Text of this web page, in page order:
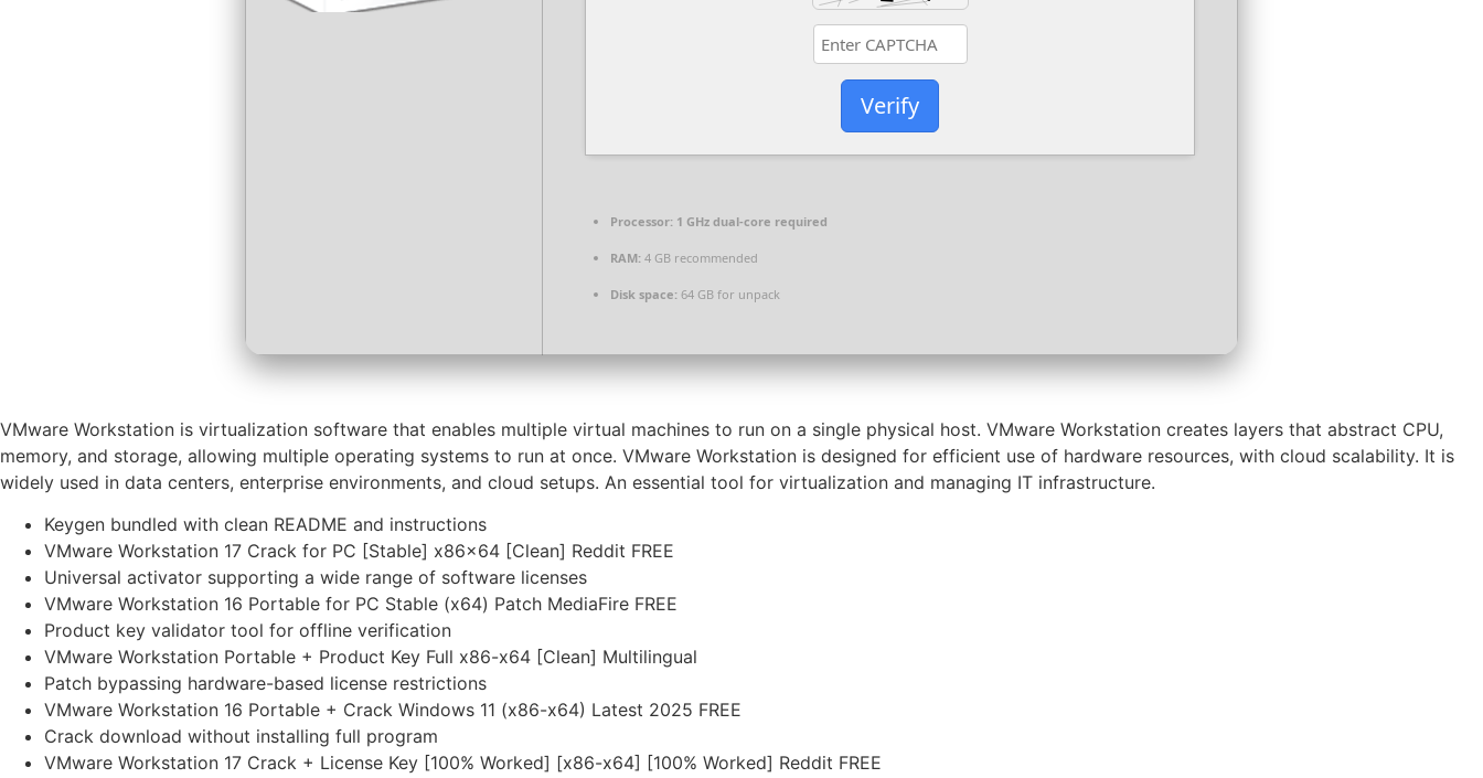
Verify
Processor: 1 GHz dual-core required
RAM: 4 GB recommended
Disk space: 64 GB for unpack
VMware Workstation is virtualization software that enables multiple virtual machines to run on a single physical host. VMware Workstation creates layers that abstract CPU,
memory, and storage, allowing multiple operating systems to run at once. VMware Workstation is designed for efficient use of hardware resources, with cloud scalability. It is
widely used in data centers, enterprise environments, and cloud setups. An essential tool for virtualization and managing IT infrastructure.
Keygen bundled with clean README and instructions
VMware Workstation 17 Crack for PC [Stable] x86x64 [Clean] Reddit FREE
Universal activator supporting a wide range of software licenses
VMware Workstation 16 Portable for PC Stable (x64) Patch MediaFire FREE
Product key validator tool for offline verification
VMware Workstation Portable + Product Key Full x86-x64 [Clean] Multilingual
Patch bypassing hardware-based license restrictions
VMware Workstation 16 Portable + Crack Windows 11 (x86-x64) Latest 2025 FREE
Crack download without installing full program
VMware Workstation 17 Crack + License Key [100% Worked] [x86-x64] [100% Worked] Reddit FREE